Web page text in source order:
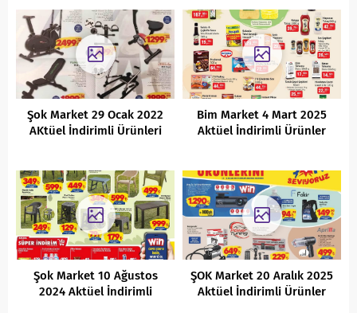
Şok Market 29 Ocak 2022
AKtüel İndirimli Ürünleri
Bim Market 4 Mart 2025
Aktüel İndirimli Ürünler
Şok Market 10 Ağustos
2024 Aktüel İndirimli
ŞOK Market 20 Aralık 2025
Aktüel İndirimli Ürünler